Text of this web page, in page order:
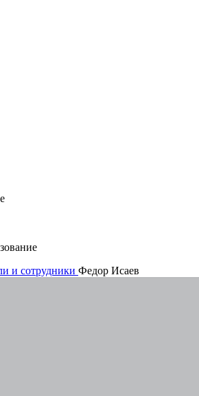
и сотрудники Федор Исаев